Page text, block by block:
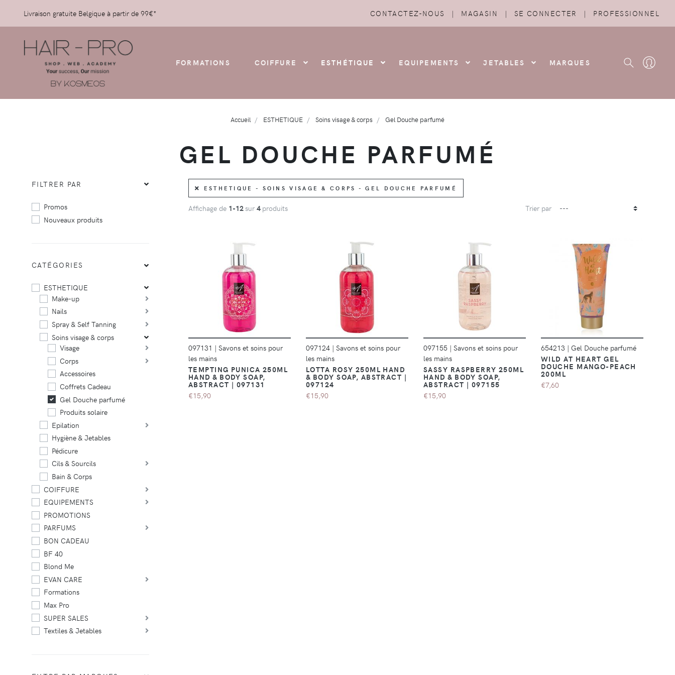
Livraison gratuite Belgique à partir de 99€* CONTACTEZ-NOUS | MAGASIN | SE CONNECTER | PROFESSIONNEL
FORMATIONS COIFFURE ESTHÉTIQUE EQUIPEMENTS JETABLES MARQUES
Accueil ESTHETIQUE Soins visage & corps Gel Douche parfumé
GEL DOUCHE PARFUMÉ
FILTRER PAR
Promos
Nouveaux produits
CATÉGORIES
ESTHETIQUE
Make-up
Nails
Spray & Self Tanning
Soins visage & corps
Visage
Corps
Accessoires
Coffrets Cadeau
Gel Douche parfumé
Produits solaire
Epilation
Hygiène & Jetables
Pédicure
Cils & Sourcils
Bain & Corps
COIFFURE
EQUIPEMENTS
PROMOTIONS
PARFUMS
BON CADEAU
BF 40
Blond Me
EVAN CARE
Formations
Max Pro
SUPER SALES
Textiles & Jetables
ESTHETIQUE - SOINS VISAGE & CORPS - GEL DOUCHE PARFUMÉ
Affichage de 1-12sur 4 produits Trier par
DÉTAILS
097131 | Savons et soins pour
les mains
TEMPTING PUNICA 250ML
HAND & BODY SOAP,
ABSTRACT | 097131
€15,90
DÉTAILS
097124 | Savons et soins pour
les mains
LOTTA ROSY 250ML HAND
& BODY SOAP, ABSTRACT |
097124
€15,90
DÉTAILS
097155 | Savons et soins pour
les mains
SASSY RASPBERRY 250ML
HAND & BODY SOAP,
ABSTRACT | 097155
€15,90
DÉTAILS
654213 | Gel Douche parfumé
WILD AT HEART GEL
DOUCHE MANGO-PEACH
200ML
€7,60